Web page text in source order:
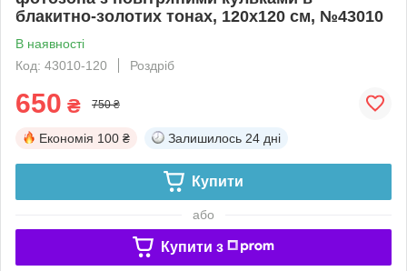
блакитно-золотих тонах, 120x120 см, №43010
В наявності
Код: 43010-120
Роздріб
650 ₴ 750 ₴
Економія 100 ₴ Залишилось 24 дні
Купити
або
Купити з